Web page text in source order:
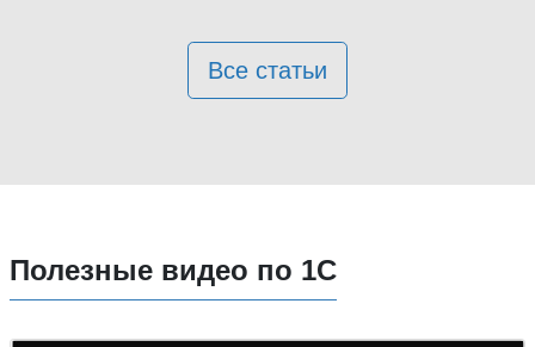
Все статьи
Полезные видео по 1С